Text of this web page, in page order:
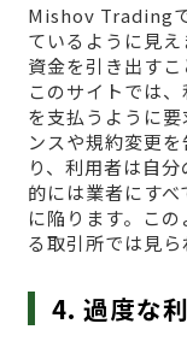
Mishov Trading
ているように見
資金を引き出すこ
このサイトでは
を支払うように
ンスや規約変更
り、利用者は自
的には業者にす
に陥ります。こ
る取引所では見ら
4. 過度な